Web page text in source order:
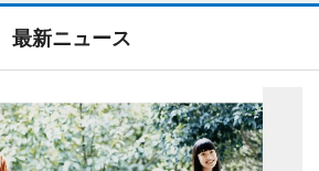
最新ニュース